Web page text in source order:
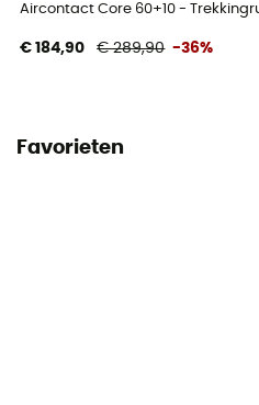
Aircontact Core 60+10 -
€ 184,90 € 289,90 -36%
Favorieten